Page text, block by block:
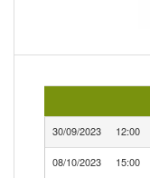
30/09/2023 12:00
08/10/2023 15:00